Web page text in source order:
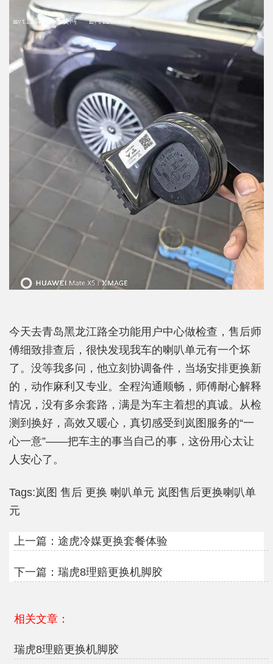
今天去青岛黑龙江路全功能用户中心做检查，售后师
傅细致排查后，很快发现我车的喇叭单元有一个坏
了。没等我多问，他立刻协调备件，当场安排更换新
的，动作麻利又专业。全程沟通顺畅，师傅耐心解释
情况，没有多余套路，满是为车主着想的真诚。从检
测到换好，高效又暖心，真切感受到岚图服务的“一
心一意”——把车主的事当自己的事，这份用心太让
人安心了。
Tags:岚图 售后 更换 喇叭单元 岚图售后更换喇叭单
元
上一篇： 途虎冷媒更换套餐体验
下一篇： 瑞虎8理赔更换机脚胶
相关文章：
瑞虎8理赔更换机脚胶